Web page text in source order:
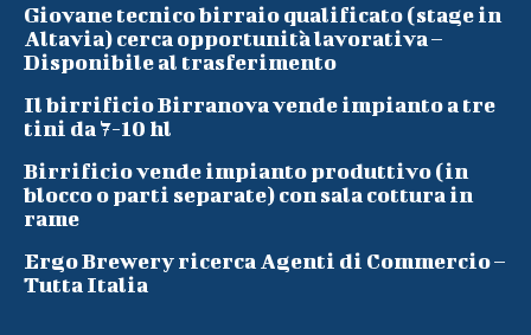
Giovane tecnico birraio qualificato (stage in
Altavia) cerca opportunità lavorativa –
Disponibile al trasferimento
Il birrificio Birranova vende impianto a tre
tini da 7-10 hl
Birrificio vende impianto produttivo (in
blocco o parti separate) con sala cottura in
rame
Ergo Brewery ricerca Agenti di Commercio –
Tutta Italia